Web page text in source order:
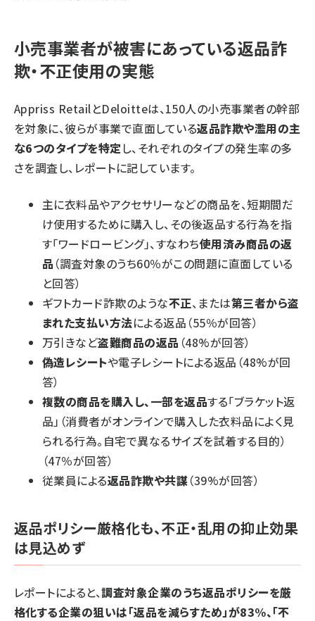
小売事業者が被害にあっている返品詐
欺・不正使用の実態
Appriss RetailとDeloitteは、150人の小売事業者の幹部
を対象に、彼らが事業で直面している返品詐欺や濫用の主
な6つのタイプを特定 し、それぞれのタイプの発生率の多
さを調査し、レポートに記しています。
主に衣料品やアクセサリーなどの商品を、短期間だ
け使用するために購入し、その後返品する行為を指
す「ワードロービング」、すなわち使用済み商品の返
品 （調査対象のうち60％がこの問題に直面している
と回答）
ギフトカード詐欺のような不正、または第三者から盗
まれた支払い方法による返品（55％が回答）
万引きなど盗難商品の返品 （48%が回答）
偽造レシートや電子レシートによる返品（48%が回
答）
複数の商品を購入し、一部を返品する「ブラケット返
品」（消費者がオンラインで購入した衣料品によく見
られる行為。自宅で異なるサイズを試着する目的）
（47％が回答）
従業員による返品詐欺や共謀（39%が回答）
返品ポリシー厳格化も、不正・乱用の抑止効果
は見込めず
レポートによると、調査対象企業のうち返品ポリシーを厳
格化する企業の狙いは「返品を減らすため」が83%、「不